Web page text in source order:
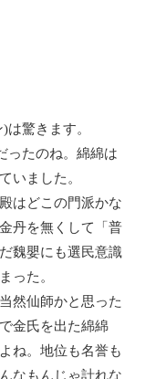
驚きます。
ったのね。綿綿は
いました。
はどこの門派かな
丹を無くして「普
魏嬰にも選民意識
った。
然仙師かと思った
金氏を出た綿綿
ね。地位も名誉も
なもんじゃ計れな